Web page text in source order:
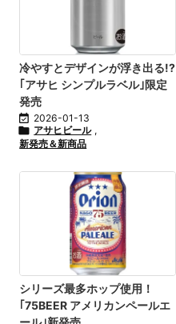
冷やすとデザインが浮き出る!?
｢アサヒ シンプルラベル｣限定
発売
 2026-01-13
 アサヒビール ,
新発売＆新商品
シリーズ最多ホップ使用！
｢75BEER アメリカンペールエ